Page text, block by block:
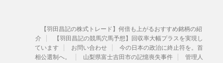
【羽田昌記の株式トレード】何倍も上がるおすすめ銘柄の紹
介
【羽田昌記の競馬穴馬予想】回収率大幅プラスを実現し
ています
お問い合わせ
今の日本の政治に終止符を。首
相公選制へ。
山梨県富士吉田市の記憶喪失事件
管理人